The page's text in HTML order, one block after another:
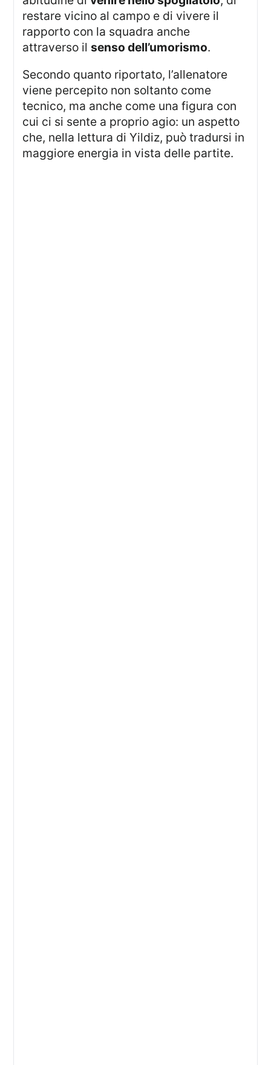
restare vicino al campo e di vivere il
rapporto con la squadra anche
attraverso ilsenso dell’umorismo.
Secondo quanto riportato, l’allenatore
viene percepito non soltanto come
tecnico, ma anche come una figura con
cui ci si sente a proprio agio: un aspetto
che, nella lettura di Yildiz, può tradursi in
maggiore energia in vista delle partite.